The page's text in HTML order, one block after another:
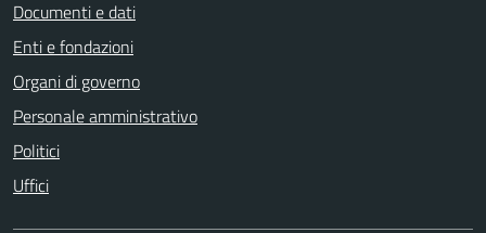
Documenti e dati
Enti e fondazioni
Organi di governo
Personale amministrativo
Politici
Uffici